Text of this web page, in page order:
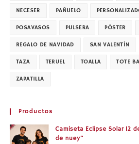
NECESER PAÑUELO
POSAVASOS PULSERA PÓSTER
REGALO DE NAVIDAD SAN VALENTÍN
TAZA TERUEL TOALLA TOTE
ZAPATILLA
Productos
Camiseta Eclipse Solar 12
de nuey”